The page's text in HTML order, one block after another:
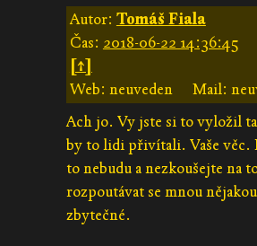
Autor: Tomáš Fiala
Čas: 2018-06-22 14:36:45
[↑]
Web: neuveden
Mail:
Ach jo. Vy jste si to vyložil
by to lidi přivítali. Vaše věc.
to nebudu a nezkoušejte na
rozpoutávat se mnou
zbytečné.